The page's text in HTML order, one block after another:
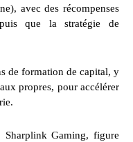
avec des récompenses
que la stratégie de
de formation de capital, y
propres, pour accélérer
Sharplink Gaming, figure